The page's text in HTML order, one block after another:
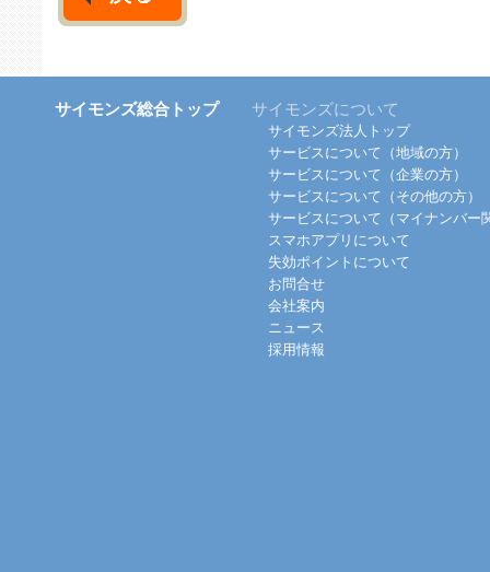
サイモンズ総合トップ サイモンズについて
サイモンズ法人トップ
サービスについて（地域の方）
サービスについて（企業の方）
サービスについて（その他の方）
サービスについて（マイナンバー
スマホアプリについて
失効ポイントについて
お問合せ
会社案内
ニュース
採用情報